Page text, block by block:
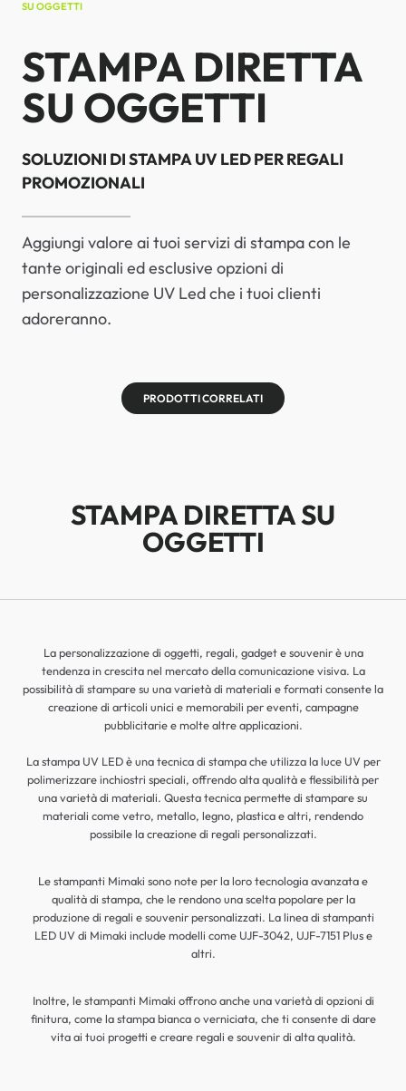
SU OGGETTI
STAMPA DIRETTA
SU OGGETTI
SOLUZIONI DI STAMPA UV LED PER REGALI
PROMOZIONALI
Aggiungi valore ai tuoi servizi di stampa con le
tante originali ed esclusive opzioni di
personalizzazione UV Led che i tuoi clienti
adoreranno.
PRODOTTI CORRELATI
STAMPA DIRETTA SU
OGGETTI
La personalizzazione di oggetti, regali, gadget e souvenir è una
tendenza in crescita nel mercato della comunicazione visiva. La
possibilità di stampare su una varietà di materiali e formati consente la
creazione di articoli unici e memorabili per eventi, campagne
pubblicitarie e molte altre applicazioni.
La stampa UV LED è una tecnica di stampa che utilizza la luce UV per
polimerizzare inchiostri speciali, offrendo alta qualità e flessibilità per
una varietà di materiali. Questa tecnica permette di stampare su
materiali come vetro, metallo, legno, plastica e altri, rendendo
possibile la creazione di regali personalizzati.
Le stampanti Mimaki sono note per la loro tecnologia avanzata e
qualità di stampa, che le rendono una scelta popolare per la
produzione di regali e souvenir personalizzati. La linea di stampanti
LED UV di Mimaki include modelli come UJF-3042, UJF-7151 Plus e
altri.
Inoltre, le stampanti Mimaki offrono anche una varietà di opzioni di
finitura, come la stampa bianca o verniciata, che ti consente di dare
vita ai tuoi progetti e creare regali e souvenir di alta qualità.